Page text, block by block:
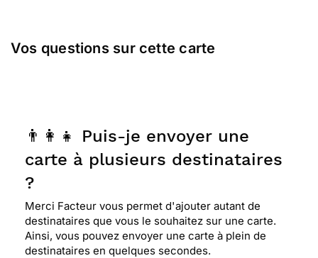
Vos questions sur cette carte
👨‍👩‍👧 Puis-je envoyer une
carte à plusieurs destinataires
?
Merci Facteur vous permet d'ajouter autant de
destinataires que vous le souhaitez sur une carte.
Ainsi, vous pouvez envoyer une carte à plein de
destinataires en quelques secondes.